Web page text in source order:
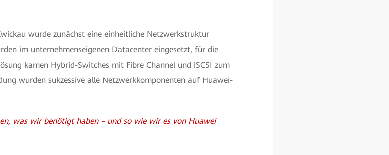
wurde zunächst eine einheitliche Netzwerkstruktur
im unternehmenseigenen Datacenter eingesetzt, für die
kamen Hybrid-Switches mit Fibre Channel und iSCSI zum
wurden sukzessive alle Netzwerkkomponenten auf Huawei-
was wir benötigt haben – und so wie wir es von Huawei